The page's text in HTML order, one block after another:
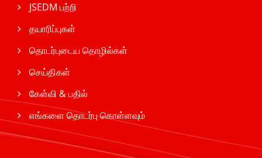
JSEDM பற்றி
தயாரிப்புகள்
தொடர்புடைய தொழில்கள்
செய்திகள்
கேள்வி & பதில்
எங்களை தொடர்பு கொள்ளவும்